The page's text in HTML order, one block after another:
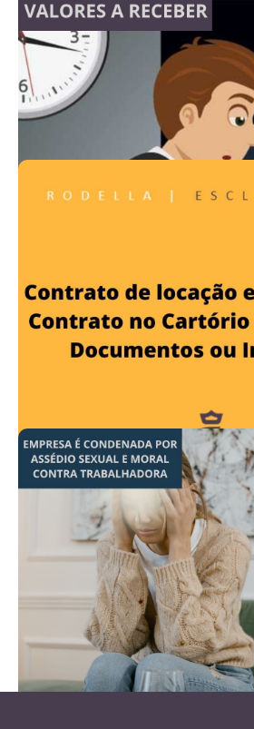
Se você trabalha à
ter valores a
Se você trabalha de forma
noturno e prorrogada, fique
adicional também é devido
prorrogado. Se não houve
...leia mais
Contrato de
Registro do
Cartório de Títulos
Documentos ou
Incialmente, precisamos
um contrato de locação.